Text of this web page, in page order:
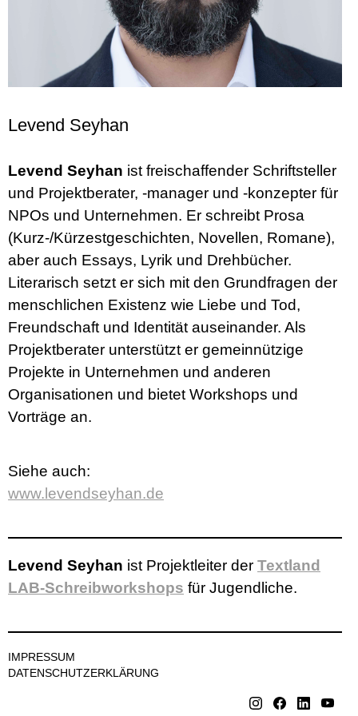
Levend Seyhan
Levend Seyhan ist freischaffender Schriftsteller
und Projektberater, -manager und -konzepter für
NPOs und Unternehmen. Er schreibt Prosa
(Kurz-/Kürzestgeschichten, Novellen, Romane),
aber auch Essays, Lyrik und Drehbücher.
Literarisch setzt er sich mit den Grundfragen der
menschlichen Existenz wie Liebe und Tod,
Freundschaft und Identität auseinander. Als
Projektberater unterstützt er gemeinnützige
Projekte in Unternehmen und anderen
Organisationen und bietet Workshops und
Vorträge an.
Siehe auch:
www.levendseyhan.de
Levend Seyhan ist Projektleiter der Textland
LAB-Schreibworkshops für Jugendliche.
IMPRESSUM
DATENSCHUTZERKLÄRUNG